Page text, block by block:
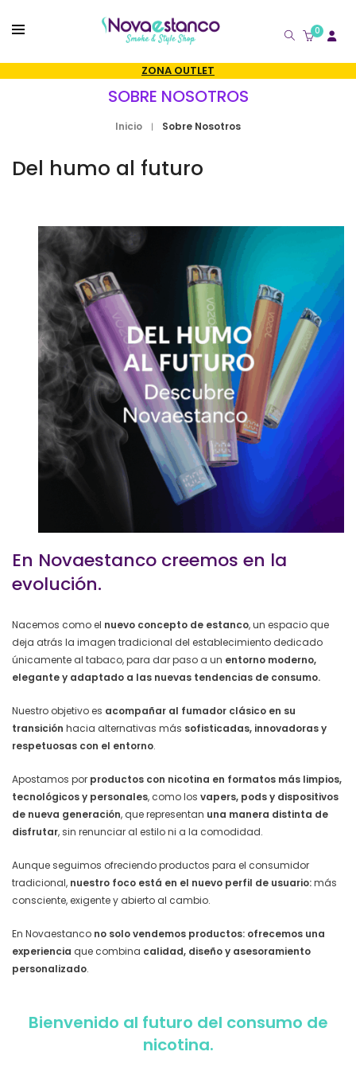
0
ZONA OUTLET
SOBRE NOSOTROS
Inicio Sobre Nosotros
Del humo al futuro
En Novaestanco creemos en la
evolución.
Nacemos como el nuevo concepto de estanco, un espacio que
deja atrás la imagen tradicional del establecimiento dedicado
únicamente al tabaco, para dar paso a un entorno moderno,
elegante y adaptado a las nuevas tendencias de consumo.
Nuestro objetivo es acompañar al fumador clásico en su
transición hacia alternativas más sofisticadas, innovadoras y
respetuosas con el entorno.
Apostamos por productos con nicotina en formatos más limpios,
tecnológicos y personales, como los vapers, pods y dispositivos
de nueva generación, que representan una manera distinta de
disfrutar, sin renunciar al estilo ni a la comodidad.
Aunque seguimos ofreciendo productos para el consumidor
tradicional, nuestro foco está en el nuevo perfil de usuario:más
consciente, exigente y abierto al cambio.
En Novaestanco no solo vendemos productos: ofrecemos una
experiencia que combina calidad, diseño y asesoramiento
personalizado.
Bienvenido al futuro del consumo de
nicotina.